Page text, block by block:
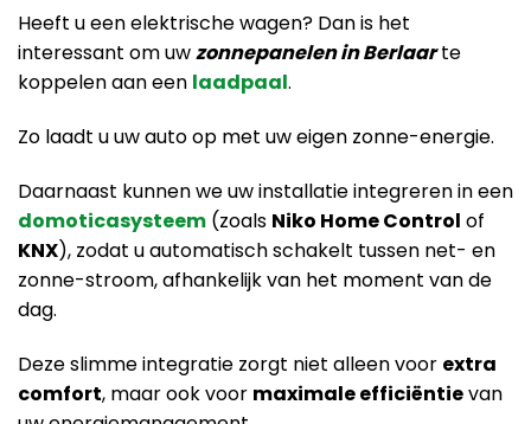
Heeft u een elektrische wagen? Dan is het
interessant om uwzonnepanelen in Berlaarte
koppelen aan een laadpaal.
Zo laadt u uw auto op met uw eigen zonne-energie.
Daarnaast kunnen we uw installatie integreren in een
domoticasysteem (zoals Niko Home Control of
KNX), zodat u automatisch schakelt tussen net- en
zonne-stroom, afhankelijk van het moment van de
dag.
Deze slimme integratie zorgt niet alleen voor extra
comfort, maar ook voor maximale efficiëntievan